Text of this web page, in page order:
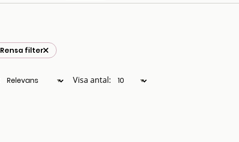
Rensa filter
Visa antal: